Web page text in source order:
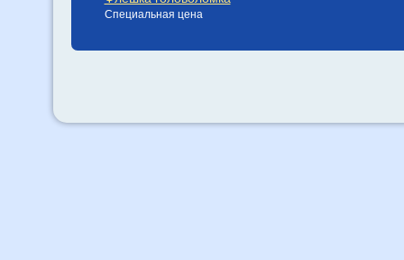
Специальная цена